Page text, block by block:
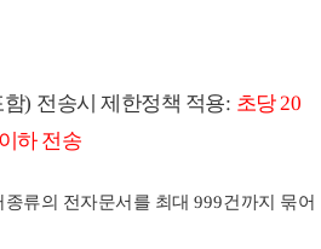
함) 전송시 제한정책 적용: 초당20
하 전송
종류의 전자문서를 최대999건까지 묶어